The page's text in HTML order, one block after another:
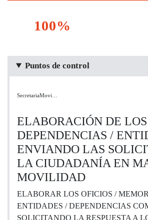
100%
Puntos de control
SecretariaMovi…
ELABORACIÓN DE
DEPENDENCIAS /
ENVIANDO LAS
LA CIUDADANÍA EN
MOVILIDAD
ELABORAR LOS OFICIOS /
ENTIDADES / DEPENDENCIAS
SOLICITANDO LA RESPUESTA A